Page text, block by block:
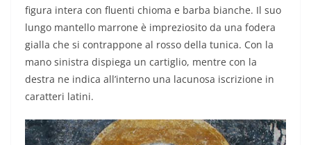
figura intera con fluenti chioma e barba bianche. Il suo
lungo mantello marrone è impreziosito da una fodera
gialla che si contrappone al rosso della tunica. Con la
mano sinistra dispiega un cartiglio, mentre con la
destra ne indica all’interno una lacunosa iscrizione in
caratteri latini.